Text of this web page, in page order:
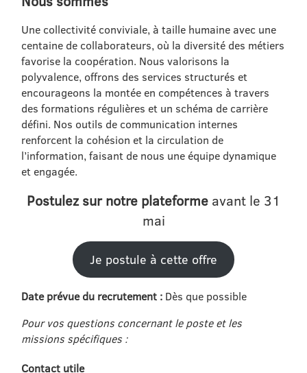
Une collectivité conviviale, à taille humaine avec une
centaine de collaborateurs, où la diversité des métiers
favorise la coopération. Nous valorisons la
polyvalence, offrons des services structurés et
encourageons la montée en compétences à travers
des formations régulières et un schéma de carrière
défini. Nos outils de communication internes
renforcent la cohésion et la circulation de
l’information, faisant de nous une équipe dynamique
et engagée.
Postulez sur notre plateforme avant le 31
mai
Je postule à cette offre
Date prévue du recrutement : Dès que possible
Pour vos questions concernant le poste et les
missions spécifiques :
Contact utile